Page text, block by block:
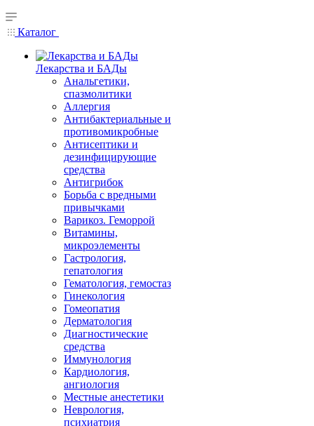
Каталог
Лекарства и БАДы
Анальгетики,
спазмолитики
Аллергия
Антибактериальные и
противомикробные
Антисептики и
дезинфицирующие
средства
Антигрибок
Борьба с вредными
привычками
Варикоз. Геморрой
Витамины,
микроэлементы
Гастрология,
гепатология
Гематология, гемостаз
Гинекология
Гомеопатия
Дерматология
Диагностические
средства
Иммунология
Кардиология,
ангиология
Местные анестетики
Неврология,
психиатрия